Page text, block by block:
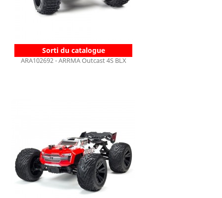
Sorti du catalogue
ARA102692 - ARRMA Outcast 4S BLX